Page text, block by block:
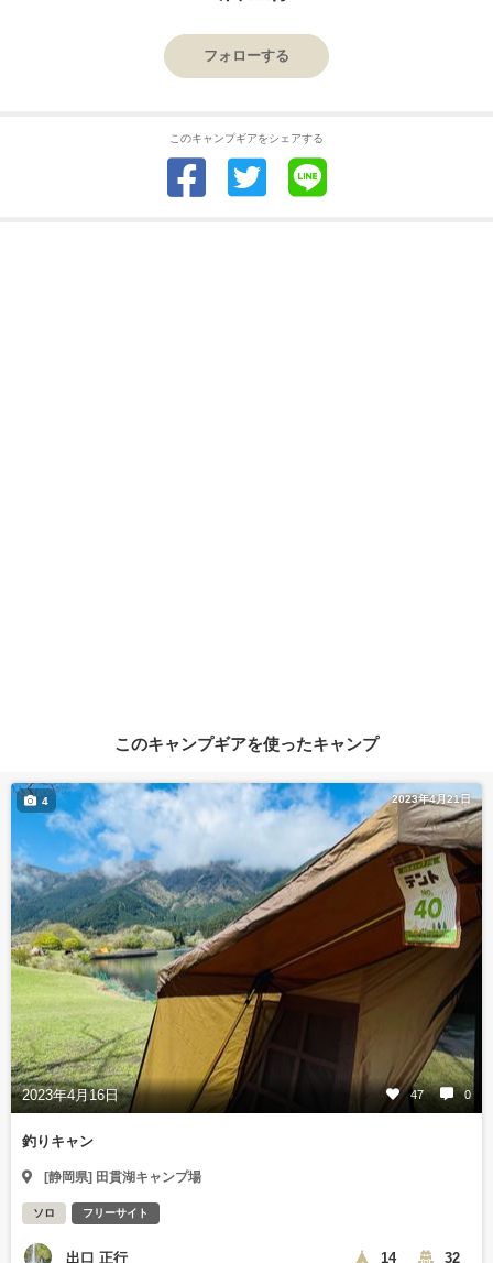
フォローする
このキャンプギアをシェアする
このキャンプギアを使ったキャンプ
2023年4月21日
2023年4月16日 47 0
4
釣りキャン
[静岡県] 田貫湖キャンプ場
ソロ フリーサイト
出口 正行 14 32